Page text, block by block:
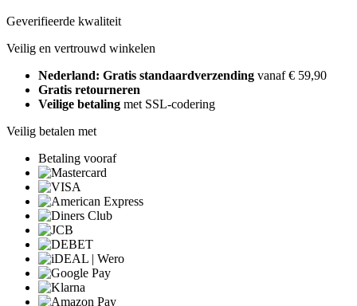
Geverifieerde kwaliteit
Veilig en vertrouwd winkelen
Nederland: Gratis standaardverzending vanaf € 59,90
Gratis retourneren
Veilige betaling met SSL-codering
Veilig betalen met
Betaling vooraf